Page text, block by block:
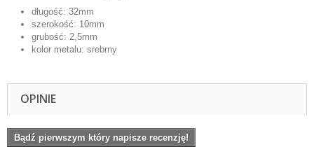
długość: 32mm
szerokość: 10mm
grubość: 2,5mm
kolor metalu: srebrny
OPINIE
Bądź pierwszym który napisze recenzję!